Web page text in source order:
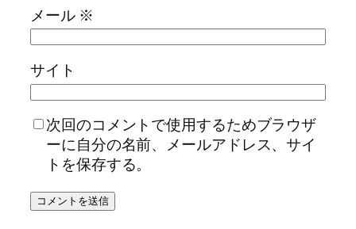
メール ※
サイト
次回のコメントで使用するためブラウザ
ーに自分の名前、メールアドレス、サイ
トを保存する。